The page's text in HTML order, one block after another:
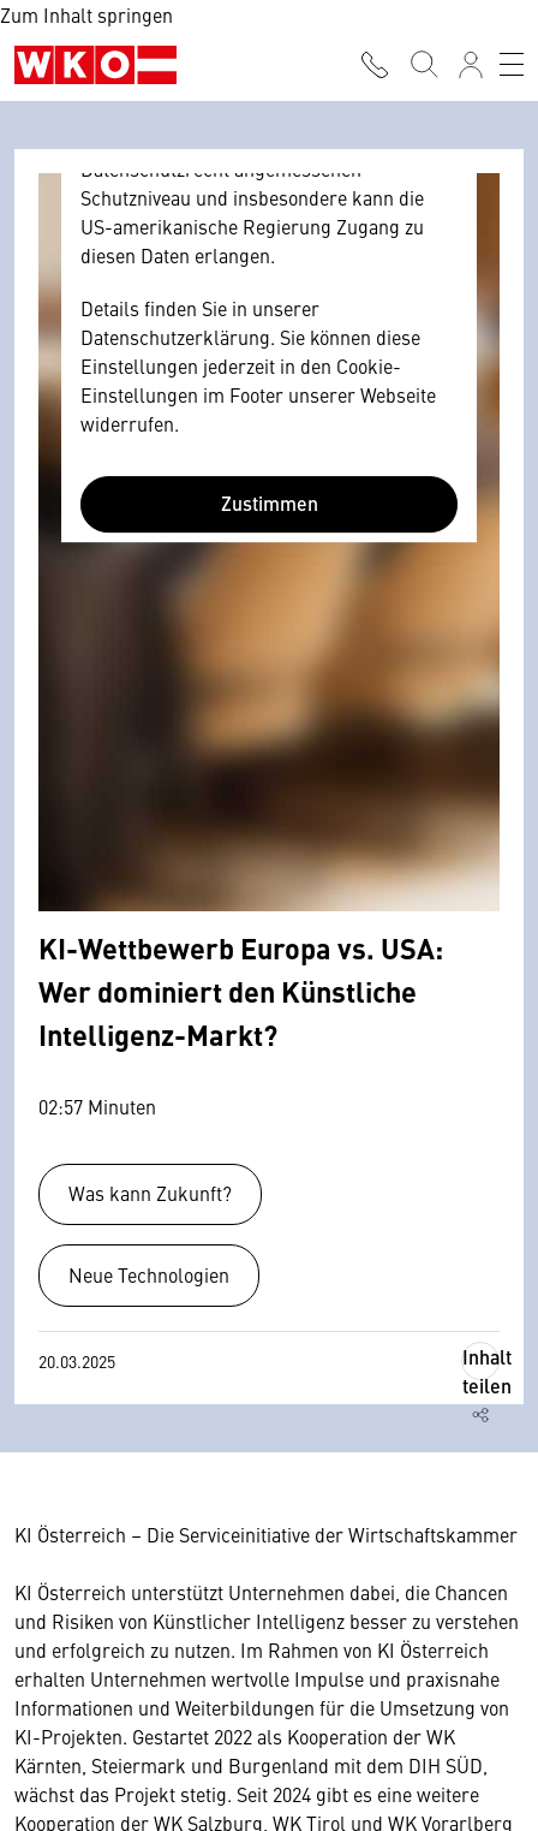
Zum Inhalt springen
Browser personenbezogene technische
Daten zu Geräten und Nutzerverhalten
mitunter mit US-amerikanischen Anbietern
Datenschutzrecht angemessenen
Schutzniveau und insbesondere kann die
US-amerikanische Regierung Zugang zu
diesen Daten erlangen.
Details finden Sie in unserer
Datenschutzerklärung. Sie können diese
Einstellungen jederzeit in den Cookie-
Einstellungen im Footer unserer Webseite
widerrufen.
Zustimmen
KI-Wettbewerb Europa vs. USA:
Wer dominiert den Künstliche
Intelligenz-Markt?
02:57 Minuten
Was kann Zukunft?
Neue Technologien
20.03.2025
Inhalt
teilen
KI Österreich – Die Serviceinitiative der Wirtschaftskammer
KI Österreich unterstützt Unternehmen dabei, die Chancen
und Risiken von Künstlicher Intelligenz besser zu verstehen
und erfolgreich zu nutzen. Im Rahmen von KI Österreich
erhalten Unternehmen wertvolle Impulse und praxisnahe
Informationen und Weiterbildungen für die Umsetzung von
KI-Projekten. Gestartet 2022 als Kooperation der WK
Kärnten, Steiermark und Burgenland mit dem DIH SÜD,
wächst das Projekt stetig. Seit 2024 gibt es eine weitere
Kooperation der WK Salzburg, WK Tirol und WK Vorarlberg